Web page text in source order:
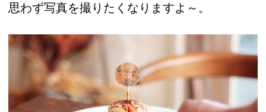
思わず写真を撮りたくなりますよ～。